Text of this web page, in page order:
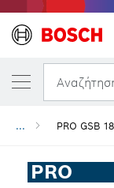
... PRO GSB
PRO